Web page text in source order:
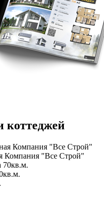
коттеджей
Компания "Все Строй"